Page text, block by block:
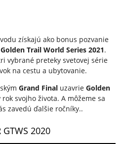
získajú ako bonus pozvanie
Golden Trail World Series 2021.
vybrané preteky svetovej série
na cestu a ubytovanie.
Grand Finaluzavrie Golden
svojho života. A môžeme sa
zavedú ďalšie ročníky..
GTWS 2020